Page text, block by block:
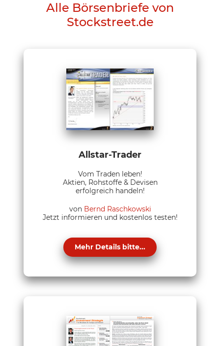
Alle Börsenbriefe von
Stockstreet.de
Allstar-Trader
Vom Traden leben!
Aktien, Rohstoffe & Devisen
erfolgreich handeln!
von Bernd Raschkowski
Jetzt informieren und kostenlos testen!
Mehr Details bitte...